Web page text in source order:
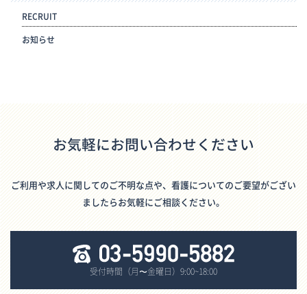
RECRUIT
お知らせ
お気軽にお問い合わせください
ご利用や求人に関してのご不明な点や、看護についてのご要望がござい
ましたらお気軽にご相談ください。
受付時間（月〜金曜日）9:00~18:00